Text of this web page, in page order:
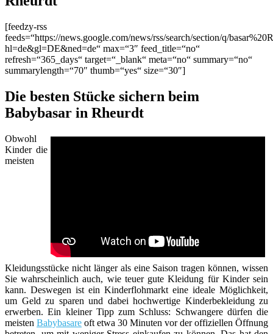
[feedzy-rss
feeds=“https://news.google.com/news/rss/search/section/q/
hl=de&gl=DE&ned=de“ max=“3″ feed_title=“no“
refresh=“365_days“ target=“_blank“ meta=“no“ summary=“no“
summarylength=“70″ thumb=“yes“ size=“30″]
Die besten Stücke sichern beim
Babybasar in Rheurdt
Obwohl
Kinder die
meisten
Kleidungsstücke nicht länger als eine Saison tragen können, wissen
Sie wahrscheinlich auch, wie teuer gute Kleidung für Kinder sein
kann. Deswegen ist ein Kinderflohmarkt eine ideale Möglichkeit,
um Geld zu sparen und dabei hochwertige Kinderbekleidung zu
erwerben. Ein kleiner Tipp zum Schluss: Schwangere dürfen die
meisten Babybasare oft etwa 30 Minuten vor der offiziellen Öffnung